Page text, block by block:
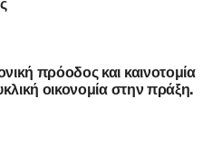
της δημιουργίας.
αυτές τις δύο δουλειές
αλλά δεν αλλάζω
πρόοδος και καινοτομία
οικονομία στην πράξη.